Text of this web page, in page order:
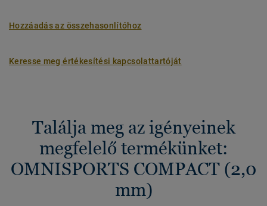
Hozzáadás az összehasonlítóhoz
Keresse meg értékesítési kapcsolattartóját
Találja meg az igényeinek
megfelelő termékünket:
OMNISPORTS COMPACT (2,0
mm)